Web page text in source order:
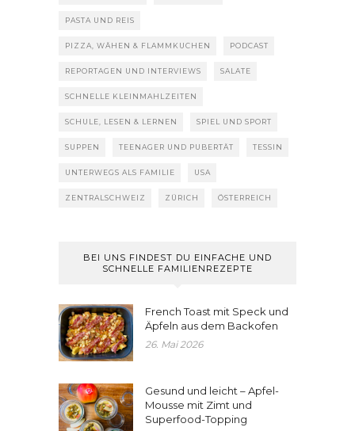
PASTA UND REIS
PIZZA, WÄHEN & FLAMMKUCHEN PODCAST
REPORTAGEN UND INTERVIEWS SALATE
SCHNELLE KLEINMAHLZEITEN
SCHULE, LESEN & LERNEN SPIEL UND SPORT
SUPPEN TEENAGER UND PUBERTÄT TESSIN
UNTERWEGS ALS FAMILIE USA
ZENTRALSCHWEIZ ZÜRICH ÖSTERREICH
BEI UNS FINDEST DU EINFACHE UND
SCHNELLE FAMILIENREZEPTE
French Toast mit Speck und
Äpfeln aus dem Backofen
26. Mai 2026
Gesund und leicht – Apfel-
Mousse mit Zimt und
Superfood-Topping